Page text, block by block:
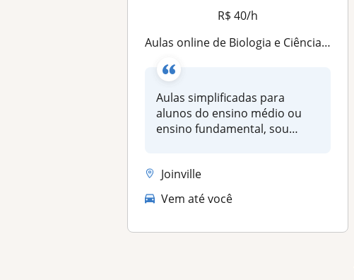
R$ 40/h
Aulas online de Biologia e Ciências para fundamental e Ensino Médio
Aulas simplificadas para
alunos do ensino médio ou
ensino fundamental, sou
Joinville
Vem até você